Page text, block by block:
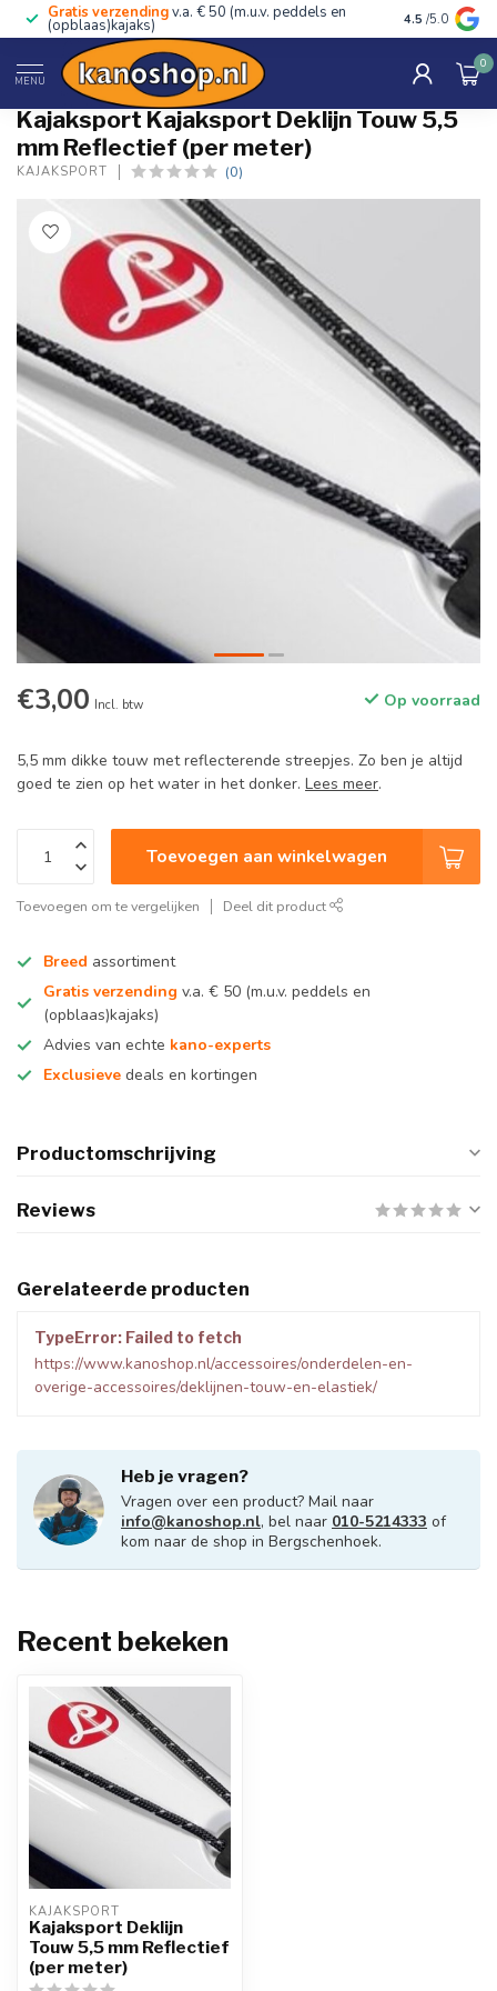
Gratis verzendingv.a. € 50 (m.u.v. peddels en
(opblaas)kajaks) Advies van
4.5 /5.0
MENU
0
Home / Kajaksport Deklijn Touw 5,5 mm Reflectief (per meter)
Kajaksport Kajaksport Deklijn Touw 5,5
mm Reflectief (per meter)
KAJAKSPORT (0)
€3,00 Incl. btw Op voorraad
5,5 mm dikke touw met reflecterende streepjes. Zo ben je altijd
goed te zien op het water in het donker. Lees meer.
Toevoegen aan winkelwagen
Toevoegen om te vergelijken Deel dit product
Breed assortiment
Gratis verzending v.a. € 50 (m.u.v. peddels en
(opblaas)kajaks)
Advies van echte kano-experts
Exclusieve deals en kortingen
Productomschrijving
Reviews
Gerelateerde producten
TypeError: Failed to fetch
https://www.kanoshop.nl/accessoires/onderdelen-en-
overige-accessoires/deklijnen-touw-en-elastiek/
Heb je vragen?
Vragen over een product? Mail naar
info@kanoshop.nl, bel naar 010-5214333 of
kom naar de shop in Bergschenhoek.
Recent bekeken
KAJAKSPORT
Kajaksport Deklijn
Touw 5,5 mm Reflectief
(per meter)